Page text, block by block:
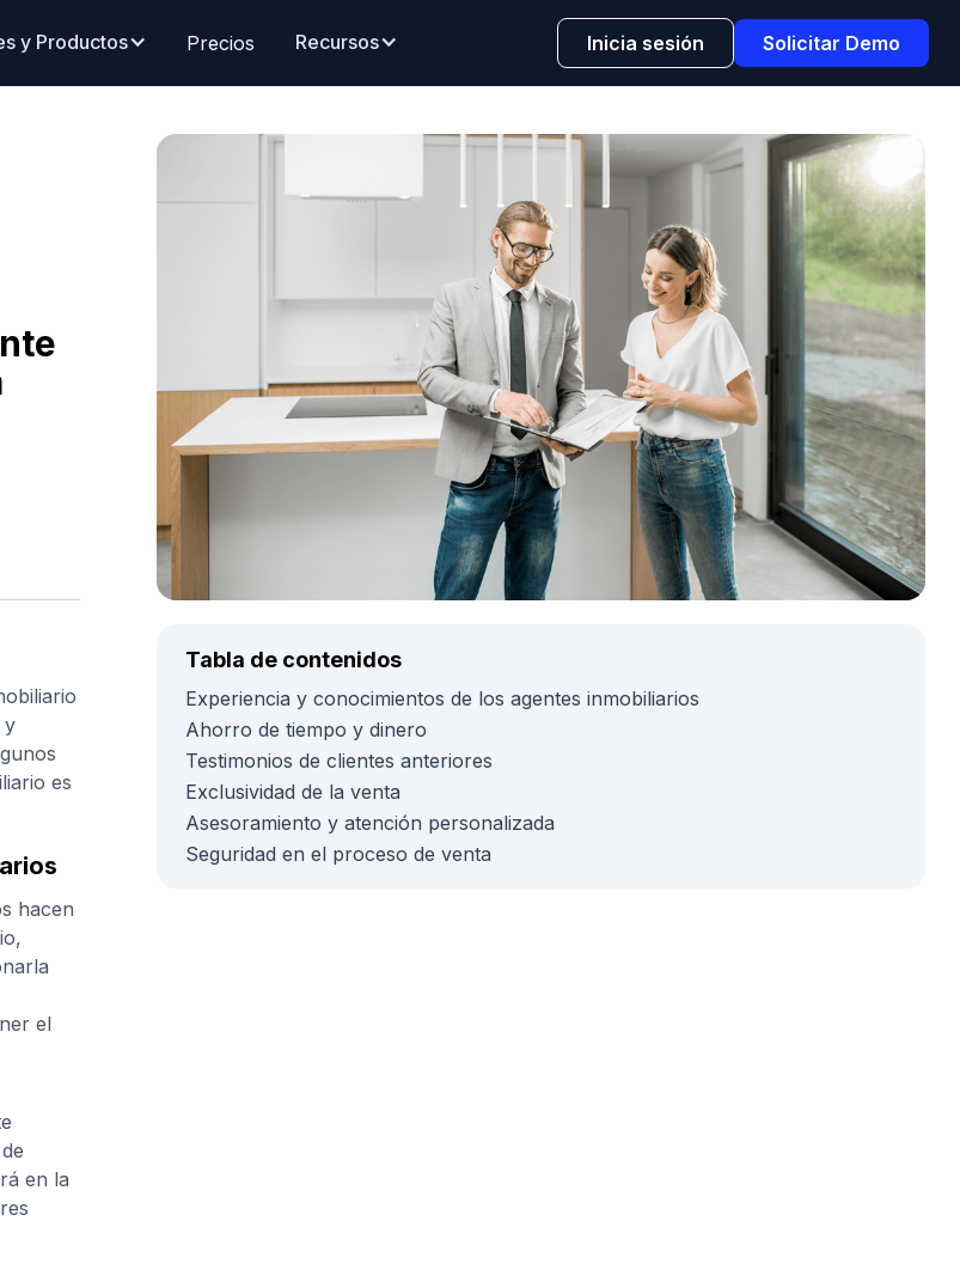
y Productos Precios Recursos Inicia sesión Solicitar Demo
y
es
hacen
el
en la
Tabla de contenidos
Experiencia y conocimientos de los agentes inmobiliarios
Ahorro de tiempo y dinero
Testimonios de clientes anteriores
Exclusividad de la venta
Asesoramiento y atención personalizada
Seguridad en el proceso de venta